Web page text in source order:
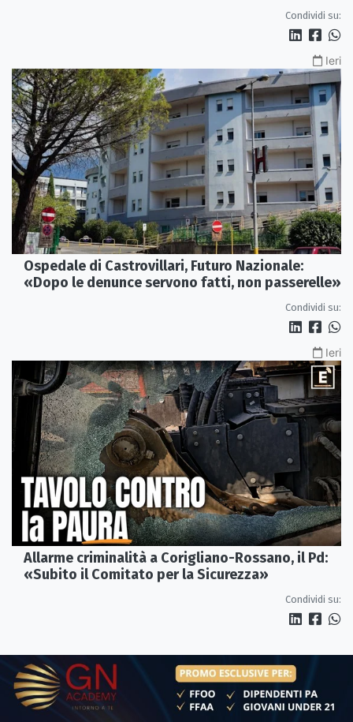
Condividi su:
Ieri
Ospedale di Castrovillari, Futuro Nazionale:
«Dopo le denunce servono fatti, non passerelle»
Condividi su:
Ieri
Allarme criminalità a Corigliano-Rossano, il Pd:
«Subito il Comitato per la Sicurezza»
Condividi su: